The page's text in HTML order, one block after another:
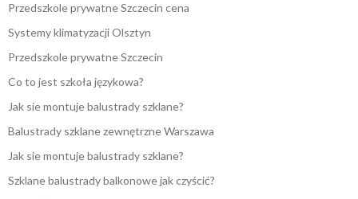
Przedszkole prywatne Szczecin cena
Systemy klimatyzacji Olsztyn
Przedszkole prywatne Szczecin
Co to jest szkoła językowa?
Jak sie montuje balustrady szklane?
Balustrady szklane zewnętrzne Warszawa
Jak sie montuje balustrady szklane?
Szklane balustrady balkonowe jak czyścić?